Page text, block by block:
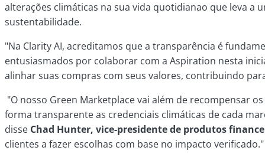
alterações climáticas na sua vida quotidianao que leva a
sustentabilidade.
"Na Clarity AI, acreditamos que a transparência é
entusiasmados por colaborar com a Aspiration nesta
alinhar suas compras com seus valores, contribuindo
"O nosso Green Marketplace vai além de recompensar
forma transparente as credenciais climáticas de cada
disse Chad Hunter, vice-presidente de produtos
clientes a fazer escolhas com base no impacto verificado."